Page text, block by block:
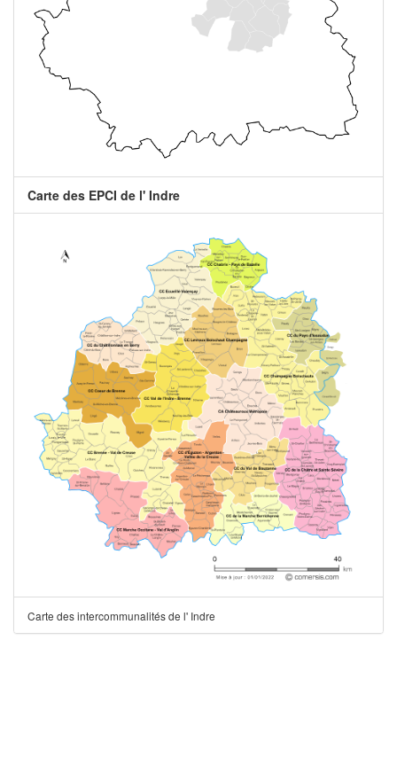
Carte des EPCI de l' Indre
Carte des intercommunalités de l' Indre